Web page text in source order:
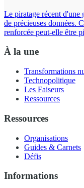
Le piratage récent d'une
de précieuses données.
renforcée peut-elle être
À la une
Transformations
Technopolitique
Les Faiseurs
Ressources
Ressources
Organisations
Guides & Carnets
Défis
Informations